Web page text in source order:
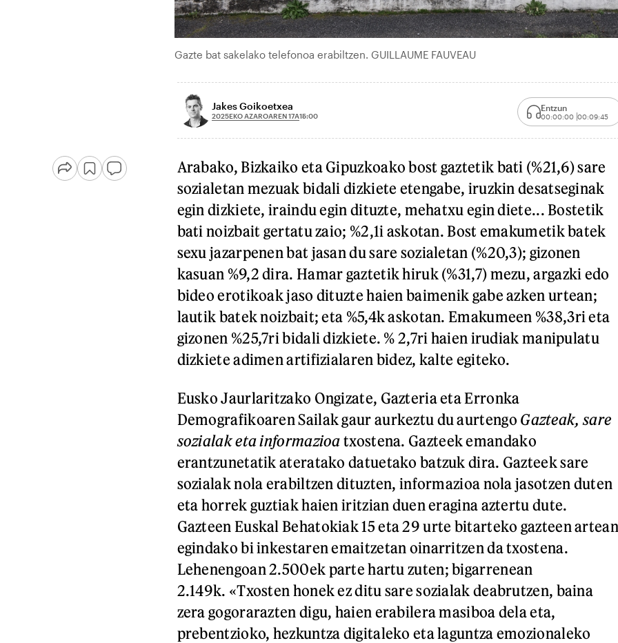
Gazte bat sakelako telefonoa erabiltzen. GUILLAUME FAUVEAU
Jakes Goikoetxea
2025EKO AZAROAREN 17A15:00
Entzun
00:00:00 00:09:45
Arabako, Bizkaiko eta Gipuzkoako bost gaztetik bati (%21,6) sare
sozialetan mezuak bidali dizkiete etengabe, iruzkin desatseginak
egin dizkiete, iraindu egin dituzte, mehatxu egin diete... Bostetik
bati noizbait gertatu zaio; %2,1i askotan. Bost emakumetik batek
sexu jazarpenen bat jasan du sare sozialetan (%20,3); gizonen
kasuan %9,2 dira. Hamar gaztetik hiruk (%31,7) mezu, argazki edo
bideo erotikoak jaso dituzte haien baimenik gabe azken urtean;
lautik batek noizbait; eta %5,4k askotan. Emakumeen %38,3ri eta
gizonen %25,7ri bidali dizkiete. % 2,7ri haien irudiak manipulatu
dizkiete adimen artifizialaren bidez, kalte egiteko.
Eusko Jaurlaritzako Ongizate, Gazteria eta Erronka
Demografikoaren Sailak gaur aurkeztu du aurtengo Gazteak, sare
sozialak eta informazioa txostena. Gazteek emandako
erantzunetatik ateratako datuetako batzuk dira. Gazteek sare
sozialak nola erabiltzen dituzten, informazioa nola jasotzen duten
eta horrek guztiak haien iritzian duen eragina aztertu dute.
Gazteen Euskal Behatokiak 15 eta 29 urte bitarteko gazteen artean
egindako bi inkestaren emaitzetan oinarritzen da txostena.
Lehenengoan 2.500ek parte hartu zuten; bigarrenean
2.149k. «Txosten honek ez ditu sare sozialak deabrutzen, baina
zera gogorarazten digu, haien erabilera masiboa dela eta,
prebentzioko, hezkuntza digitaleko eta laguntza emozionaleko